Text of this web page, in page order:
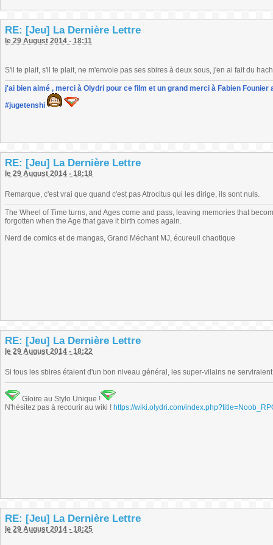
RE: [Jeu] La Dernière Lettre
le 29 August 2014 - 18:11
S'il te plait, s'il te plait, ne m'envoie pas ses sbires à deux sous, j'en ai fait du
j'ai bien aimé , merci à Olydri pour ce film et un grand merci à Fabien
#jugetenshi
RE: [Jeu] La Dernière Lettre
le 29 August 2014 - 18:18
Remarque, c'est vrai que quand c'est pas Atrocitus qui les dirige, ils sont nuls.
The Wheel of Time turns, and Ages come and pass, leaving memories that
forgotten when the Age that gave it birth comes again.
Nerd de comics et de mangas, Grand Méchant MJ, écureuil chaotique
RE: [Jeu] La Dernière Lettre
le 29 August 2014 - 18:22
Si tous les sbires étaient d'un bon niveau général, les super-vilains ne
Gloire au Stylo Unique !
N'hésitez pas à recourir au wiki ! https://wiki.olydri.com/
RE: [Jeu] La Dernière Lettre
le 29 August 2014 - 18:25